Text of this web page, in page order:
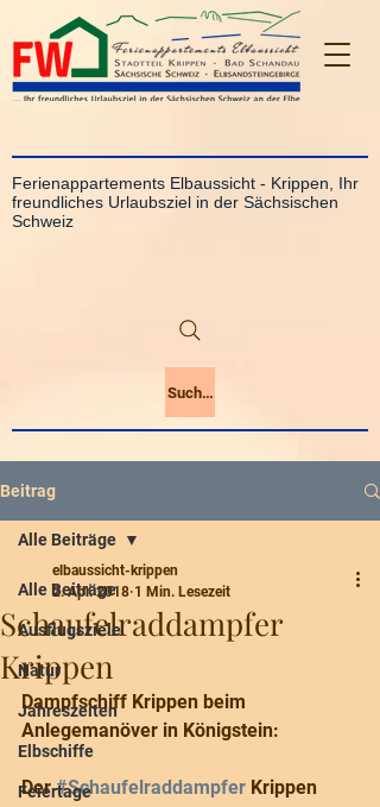
Ferienappartements Elbaussicht - Krippen, Ihr
freundliches Urlaubsziel in der Sächsischen
Schweiz
Suchen
Beitrag
Alle Beiträge
Ausflugsziele
Natur
Jahreszeiten
Elbschiffe
Feiertage
Alle Beiträge
Schaufelraddampfer
Krippen
elbaussicht-krippen
2. Apr. 2018 1 Min. Lesezeit
Dampfschiff Krippen beim
Anlegemanöver in Königstein:
Der #Schaufelraddampfer Krippen